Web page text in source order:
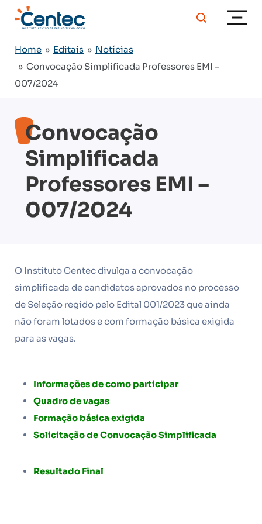
Home » Editais » Notícias
» Convocação Simplificada Professores EMI –
007/2024
Convocação
Simplificada
Professores EMI –
007/2024
O Instituto Centec divulga a convocação
simplificada de candidatos aprovados no processo
de Seleção regido pelo Edital 001/2023 que ainda
não foram lotados e com formação básica exigida
para as vagas.
Informações de como participar
Quadro de vagas
Formação básica exigida
Solicitação de Convocação Simplificada
Resultado Final